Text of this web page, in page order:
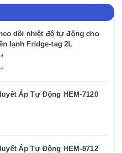
dõi nhiệt độ tự động cho
lạnh Fridge-tag 2L
Áp Tự Động HEM-7120
Áp Tự Động HEM-8712